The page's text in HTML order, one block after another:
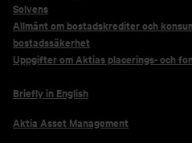
Solvens
Allmänt om bostadskrediter och
bostadssäkerhet
Uppgifter om Aktias placerings- och
Briefly in English
Aktia Asset Management